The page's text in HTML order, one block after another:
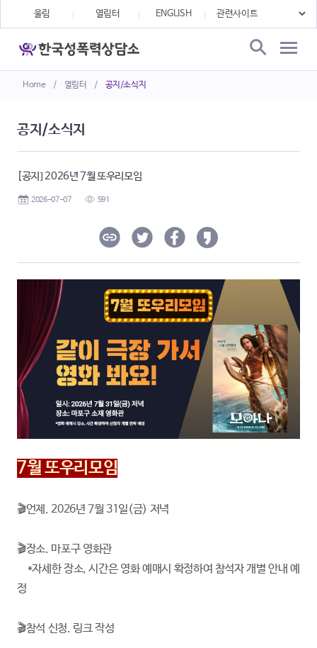
Home / 열림터 / 공지/소식지
울림 열림터 ENGLISH
공지/소식지
[공지] 2026년 7월 또우리모임
2026-07-07 591
7월 또우리모임
🎬언제. 2026년 7월 31일(금) 저녁
🎬장소. 마포구 영화관
*자세한 장소, 시간은 영화 예매시 확정하여 참석자 개별 안내 예
정
🎬참석 신청. 링크 작성